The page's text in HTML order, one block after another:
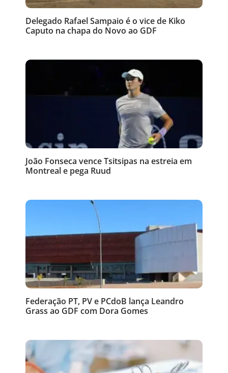
Delegado Rafael Sampaio é o vice de Kiko
Caputo na chapa do Novo ao GDF
João Fonseca vence Tsitsipas na estreia em
Montreal e pega Ruud
Federação PT, PV e PCdoB lança Leandro
Grass ao GDF com Dora Gomes